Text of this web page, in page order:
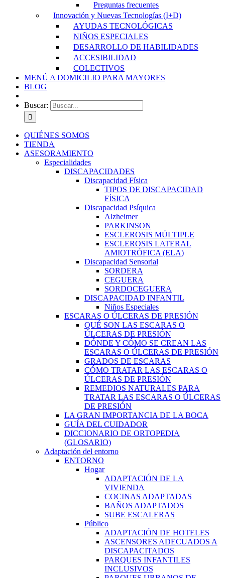
Preguntas frecuentes
Innovación y Nuevas Tecnologías (I+D)
AYUDAS TECNOLÓGICAS
NIÑOS ESPECIALES
DESARROLLO DE HABILIDADES
ACCESIBILIDAD
COLECTIVOS
MENÚ A DOMICILIO PARA MAYORES
BLOG
Buscar:
QUIÉNES SOMOS
TIENDA
ASESORAMIENTO
Especialidades
DISCAPACIDADES
Discapacidad Física
TIPOS DE DISCAPACIDAD
FÍSICA
Discapacidad Psíquica
Alzheimer
PARKINSON
ESCLEROSIS MÚLTIPLE
ESCLEROSIS LATERAL
AMIOTRÓFICA (ELA)
Discapacidad Sensorial
SORDERA
CEGUERA
SORDOCEGUERA
DISCAPACIDAD INFANTIL
Niños Especiales
ESCARAS O ÚLCERAS DE PRESIÓN
QUÉ SON LAS ESCARAS O
ÚLCERAS DE PRESIÓN
DÓNDE Y CÓMO SE CREAN LAS
ESCARAS O ÚLCERAS DE PRESIÓN
GRADOS DE ESCARAS
CÓMO TRATAR LAS ESCARAS O
ÚLCERAS DE PRESIÓN
REMEDIOS NATURALES PARA
TRATAR LAS ESCARAS O ÚLCERAS
DE PRESIÓN
LA GRAN IMPORTANCIA DE LA BOCA
GUÍA DEL CUIDADOR
DICCIONARIO DE ORTOPEDIA
(GLOSARIO)
Adaptación del entorno
ENTORNO
Hogar
ADAPTACIÓN DE LA
VIVIENDA
COCINAS ADAPTADAS
BAÑOS ADAPTADOS
SUBE ESCALERAS
Público
ADAPTACIÓN DE HOTELES
ASCENSORES ADECUADOS A
DISCAPACITADOS
PARQUES INFANTILES
INCLUSIVOS